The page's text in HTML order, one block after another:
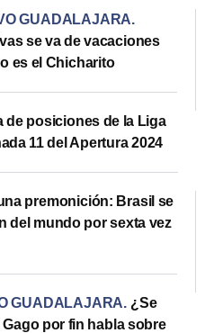
GUADALAJARA.
se va de vacaciones
es el Chicharito
de posiciones de la Liga
11 del Apertura 2024
premonición: Brasil se
del mundo por sexta vez
GUADALAJARA. ¿Se
por fin habla sobre